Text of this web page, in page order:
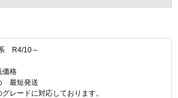
R4/10～
価格
最短発送
レードに対応しております。